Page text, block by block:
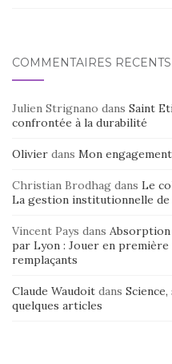
COMMENTAIRES RÉCENTS
Julien Strignano dans Saint
confrontée à la durabilité
Olivier dans Mon
Christian Brodhag dans Le
La gestion institutionnelle de
Vincent Pays dans Absorption
par Lyon : Jouer en première
remplaçants
Claude Waudoit dans
quelques articles